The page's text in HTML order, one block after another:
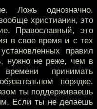
Ложь однозначно.
христианин, это
Православный, это
в свое время и с тех
правил
нужно не реже, чем в
времени принимать
порядке.
ты поддерживаешь
Если ты не делаешь